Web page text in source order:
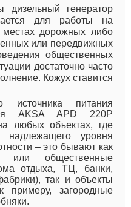
генератор
для работы на
местах дорожных либо
или передвижных
общественных
достаточно часто
Кожух ставится
источника питания
AKSA APD 220P
любых объектах, где
надлежащего уровня
– это бывают как
или общественные
отдыха, ТЦ, банки,
так и объекты
загородные